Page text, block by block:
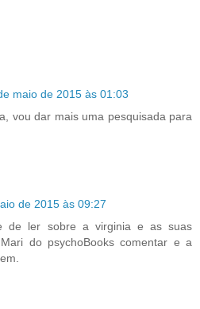
maio de 2015 às 01:03
vou dar mais uma pesquisada para
de 2015 às 09:27
de ler sobre a virginia e as suas
do psychoBooks comentar e a